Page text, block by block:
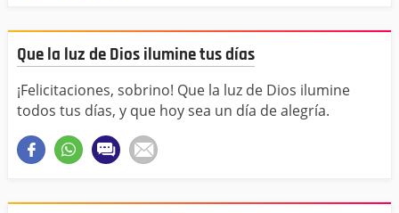
Que la luz de Dios ilumine tus días
¡Felicitaciones, sobrino! Que la luz de Dios ilumine
todos tus días, y que hoy sea un día de alegría.